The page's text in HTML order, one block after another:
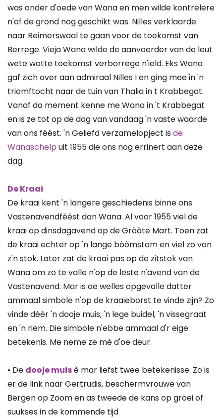
was onder d'oede van Wana en men wilde kontrelere
n'of de grond nog geschikt was. Nilles verklaarde
naar Reimerswaal te gaan voor de toekomst van
Berrege. Vieja Wana wilde de aanvoerder van de leut
wete watte toekomst verborrege n'ield. Eks Wana
gaf zich over aan admiraal Nilles I en ging mee in 'n
triomftocht naar de tuin van Thalia in t Krabbegat.
Vanaf da mement kenne me Wana in 't Krabbegat
en is ze tot op de dag van vandaag 'n vaste waarde
van ons féést. 'n Geliefd verzamelopject is de
Wanaschelp uit 1955 die ons nog errinert aan deze
dag.
De Kraai
De kraai kent 'n langere geschiedenis binne ons
Vastenavendféést dan Wana. Al voor 1955 viel de
kraai op dinsdagavend op de Gròòte Mart. Toen zat
de kraai echter op 'n lange bòòmstam en viel zo van
z'n stok. Later zat de kraai pas op de zitstok van
Wana om zo te valle n'op de leste n'avend van de
Vastenavend. Mar is oe welles opgevalle datter
ammaal simbole n'op de kraaieborst te vinde zijn? Zo
vinde dèèr 'n dooje muis, 'n lege buidel, 'n vissegraat
en 'n riem. Die simbole n'ebbe ammaal d'r eige
betekenis. Me neme ze mè d'oe deur.
• De dooje muisè mar liefst twee betekenisse. Zo is
er de link naar Gertrudis, beschermvrouwe van
Bergen op Zoom en as tweede de kans op groei of
suukses in de kommende tijd